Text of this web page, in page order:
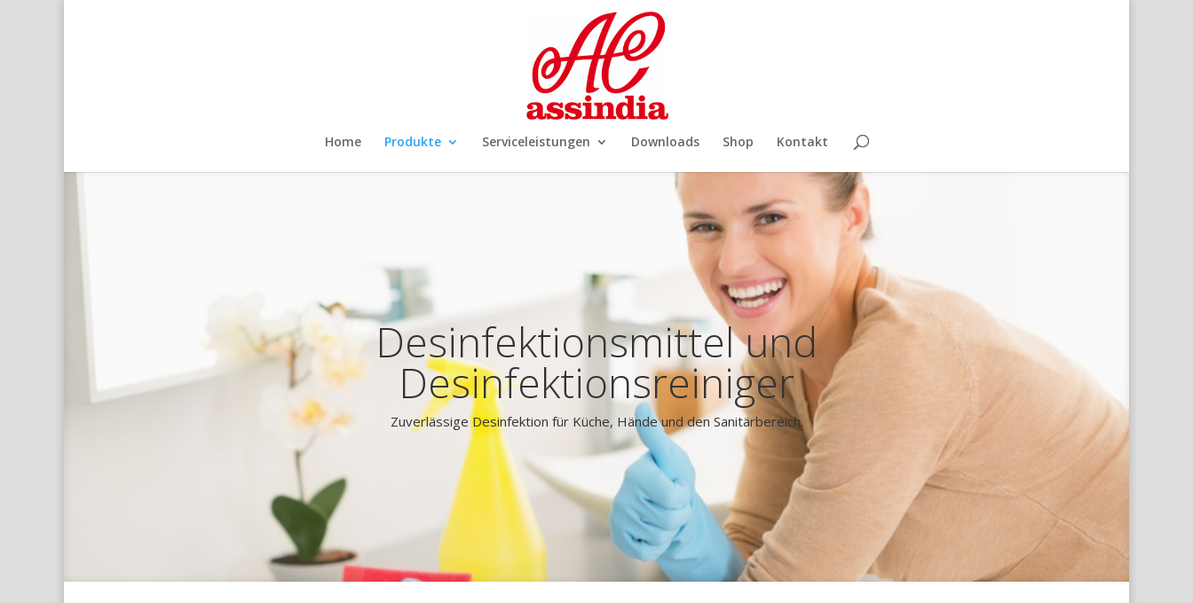
Home Produkte Serviceleistungen Downloads Shop Kontakt
Desinfektionsmittel und
Desinfektionsreiniger
Zuverlässige Desinfektion für Küche, Hände und den Sanitärbereich.